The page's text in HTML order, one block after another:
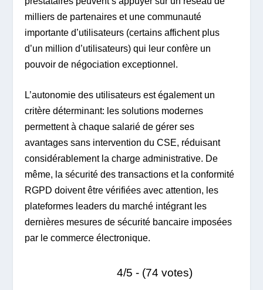
milliers de partenaires et une communauté
importante d’utilisateurs (certains affichent plus
d’un million d’utilisateurs) qui leur confère un
pouvoir de négociation exceptionnel.
L’autonomie des utilisateurs est également un
critère déterminant: les solutions modernes
permettent à chaque salarié de gérer ses
avantages sans intervention du CSE, réduisant
considérablement la charge administrative. De
même, la sécurité des transactions et la conformité
RGPD doivent être vérifiées avec attention, les
plateformes leaders du marché intégrant les
dernières mesures de sécurité bancaire imposées
par le commerce électronique.
4/5 - (74 votes)